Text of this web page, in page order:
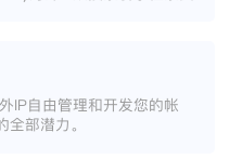
IP自由管理和开发您的帐
部潜力。